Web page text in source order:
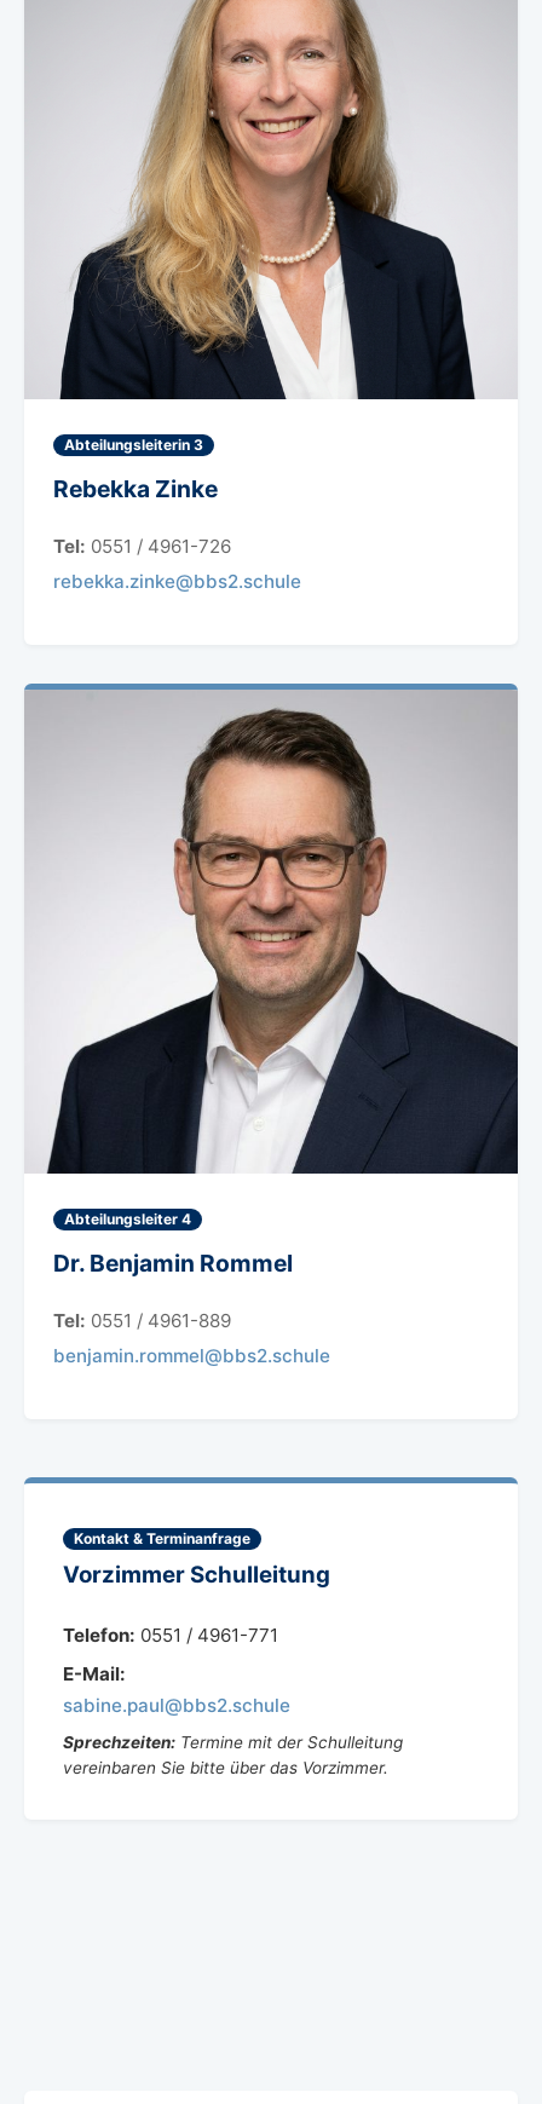
Abteilungsleiterin 3
Rebekka Zinke
Tel: 0551 / 4961-726
rebekka.zinke@bbs2.schule
Abteilungsleiter 4
Dr. Benjamin Rommel
Tel: 0551 / 4961-889
benjamin.rommel@bbs2.schule
Kontakt & Terminanfrage
Vorzimmer Schulleitung
Telefon: 0551 / 4961-771
E-Mail:
sabine.paul@bbs2.schule
Sprechzeiten: Termine mit der Schulleitung
vereinbaren Sie bitte über das Vorzimmer.